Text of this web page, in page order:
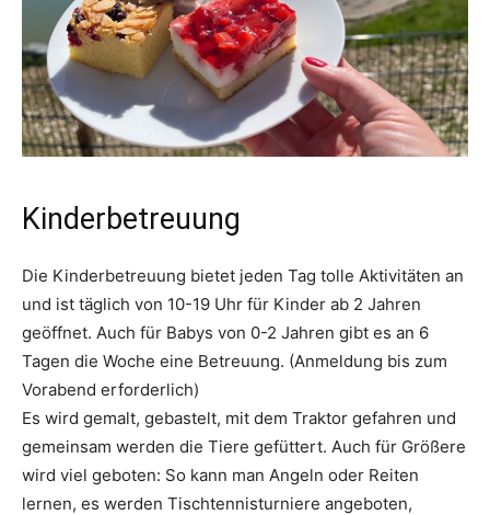
Kinderbetreuung
Die Kinderbetreuung bietet jeden Tag tolle Aktivitäten an
und ist täglich von 10-19 Uhr für Kinder ab 2 Jahren
geöffnet. Auch für Babys von 0-2 Jahren gibt es an 6
Tagen die Woche eine Betreuung. (Anmeldung bis zum
Vorabend erforderlich)
Es wird gemalt, gebastelt, mit dem Traktor gefahren und
gemeinsam werden die Tiere gefüttert. Auch für Größere
wird viel geboten: So kann man Angeln oder Reiten
lernen, es werden Tischtennisturniere angeboten,